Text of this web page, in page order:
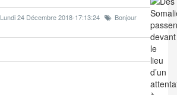
Lundi 24 Décembre 2018-17:13:24
Bonjour